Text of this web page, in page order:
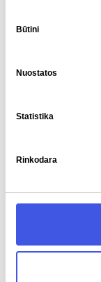
pasirinkimas
Būtini
Nuostatos
Statistika
Rinkodara